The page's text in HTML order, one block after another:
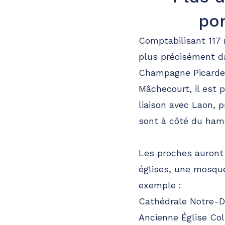
Comptabilisant
plus précisément
Champagne
Mâchecourt, il est
liaison avec Laon,
sont à côté du
Les proches
églises, une
exemple :
Cathédrale Notre-
Ancienne Église